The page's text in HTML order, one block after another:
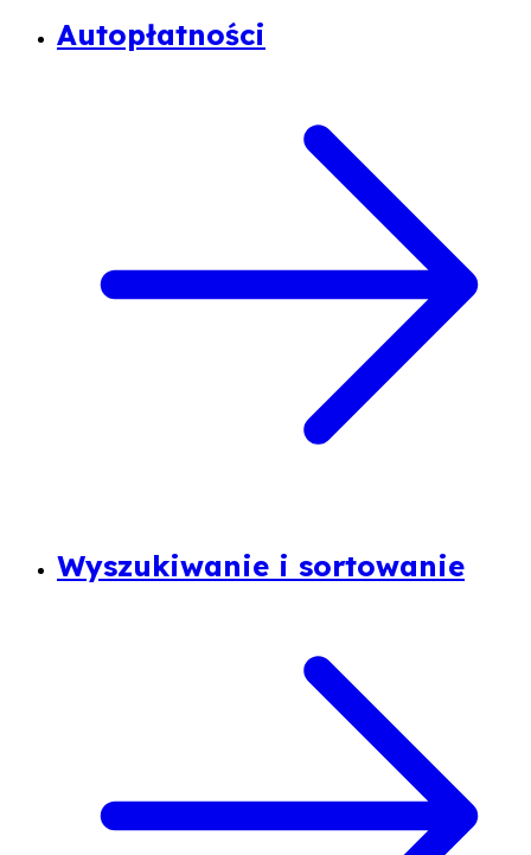
Autopłatności
Wyszukiwanie i sortowanie